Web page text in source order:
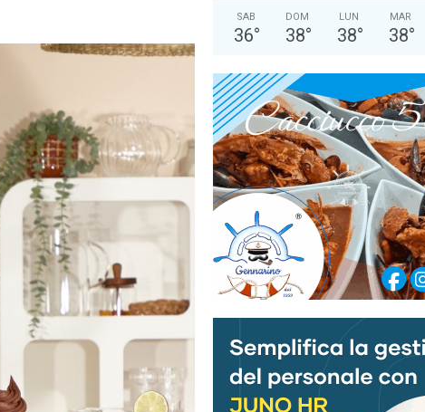
SAB
36°
DOM
38°
LUN
38°
MAR
38°